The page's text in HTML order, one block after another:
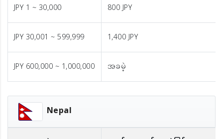
JPY 1 ~ 30,000
800 JPY
JPY 30,001 ~ 599,999
1,400 JPY
JPY 600,000 ~ 1,000,000
အခမဲ့
Nepal